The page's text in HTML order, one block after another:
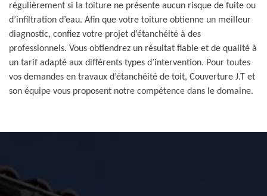
régulièrement si la toiture ne présente aucun risque de fuite ou
d’infiltration d’eau. Afin que votre toiture obtienne un meilleur
diagnostic, confiez votre projet d’étanchéité à des
professionnels. Vous obtiendrez un résultat fiable et de qualité à
un tarif adapté aux différents types d’intervention. Pour toutes
vos demandes en travaux d’étanchéité de toit, Couverture J.T et
son équipe vous proposent notre compétence dans le domaine.